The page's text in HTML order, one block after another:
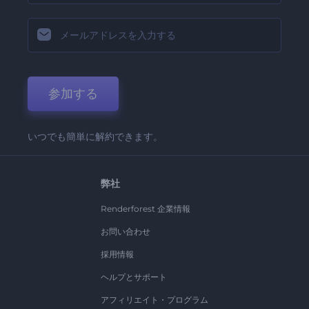
参加する
いつでも簡単に解約できます。
弊社
Renderforest 企業情報
お問い合わせ
採用情報
ヘルプとサポート
アフィリエイト・プログラム